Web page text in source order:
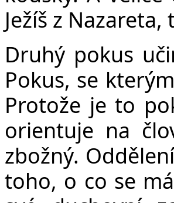
Ježíš z
Druhý pokus
Pokus, se
Protože je to
orientuje na
zbožný.
toho, o co se